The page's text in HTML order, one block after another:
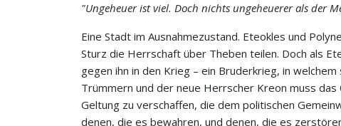
"Ungeheuer ist viel. Doch nichts ungeheuerer als der
Eine Stadt im Ausnahmezustand. Eteokles und
Sturz die Herrschaft über Theben teilen. Doch als
gegen ihn in den Krieg – ein Bruderkrieg, in
Trümmern und der neue Herrscher Kreon muss
Geltung zu verschaffen, die dem politischen
denen, die es bewahren, und denen, die es